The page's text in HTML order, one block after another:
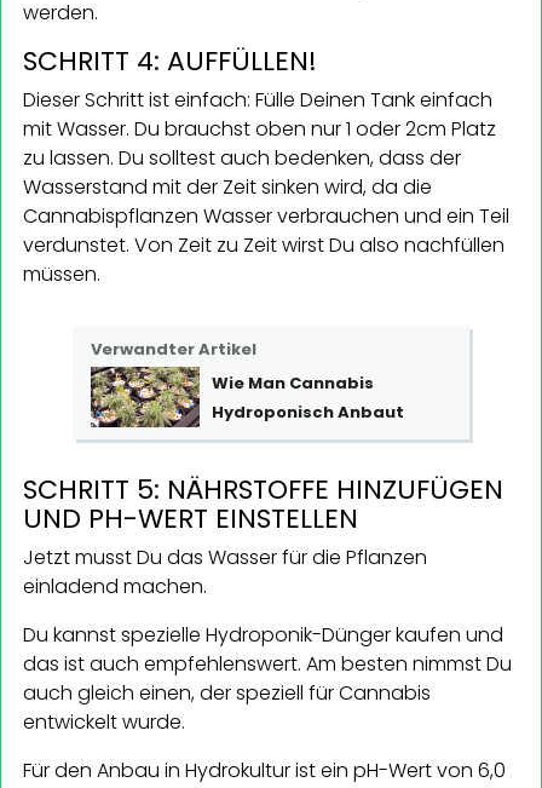
werden.
SCHRITT 4: AUFFÜLLEN!
Dieser Schritt ist einfach: Fülle Deinen Tank einfach
mit Wasser. Du brauchst oben nur 1 oder 2cm Platz
zu lassen. Du solltest auch bedenken, dass der
Wasserstand mit der Zeit sinken wird, da die
Cannabispflanzen Wasser verbrauchen und ein Teil
verdunstet. Von Zeit zu Zeit wirst Du also nachfüllen
müssen.
Verwandter Artikel
Wie Man Cannabis
Hydroponisch Anbaut
SCHRITT 5: NÄHRSTOFFE HINZUFÜGEN
UND PH-WERT EINSTELLEN
Jetzt musst Du das Wasser für die Pflanzen
einladend machen.
Du kannst spezielle Hydroponik-Dünger kaufen und
das ist auch empfehlenswert. Am besten nimmst Du
auch gleich einen, der speziell für Cannabis
entwickelt wurde.
Für den Anbau in Hydrokultur ist ein pH-Wert von 6,0